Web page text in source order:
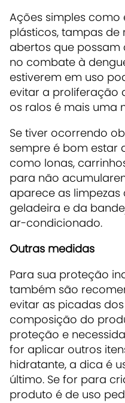
Ações simples
plásticos, tampas
abertos que
no combate à
estiverem em uso
evitar a proliferação
os ralos é mais uma
Se tiver ocorrendo
sempre é bom estar
como lonas,
para não
aparece as
geladeira e da
ar-condicionado.
Outras medidas
Para sua proteção
também são
evitar as picadas
composição do
proteção e
for aplicar outros
hidratante, a dica é
último. Se for para
produto é de uso